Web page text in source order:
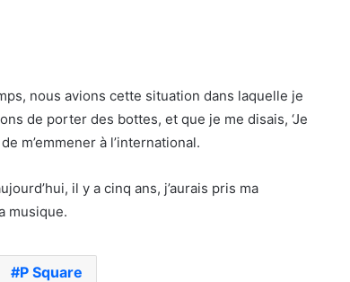
nous avions cette situation dans laquelle je
de porter des bottes, et que je me disais, ‘Je
m’emmener à l’international.
il y a cinq ans, j’aurais pris ma
musique.
P Square